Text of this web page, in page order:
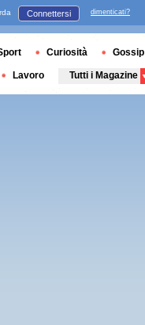
Connettersi dimenticati?
Curiosità Gossip
Lavoro Tutti i Magazine